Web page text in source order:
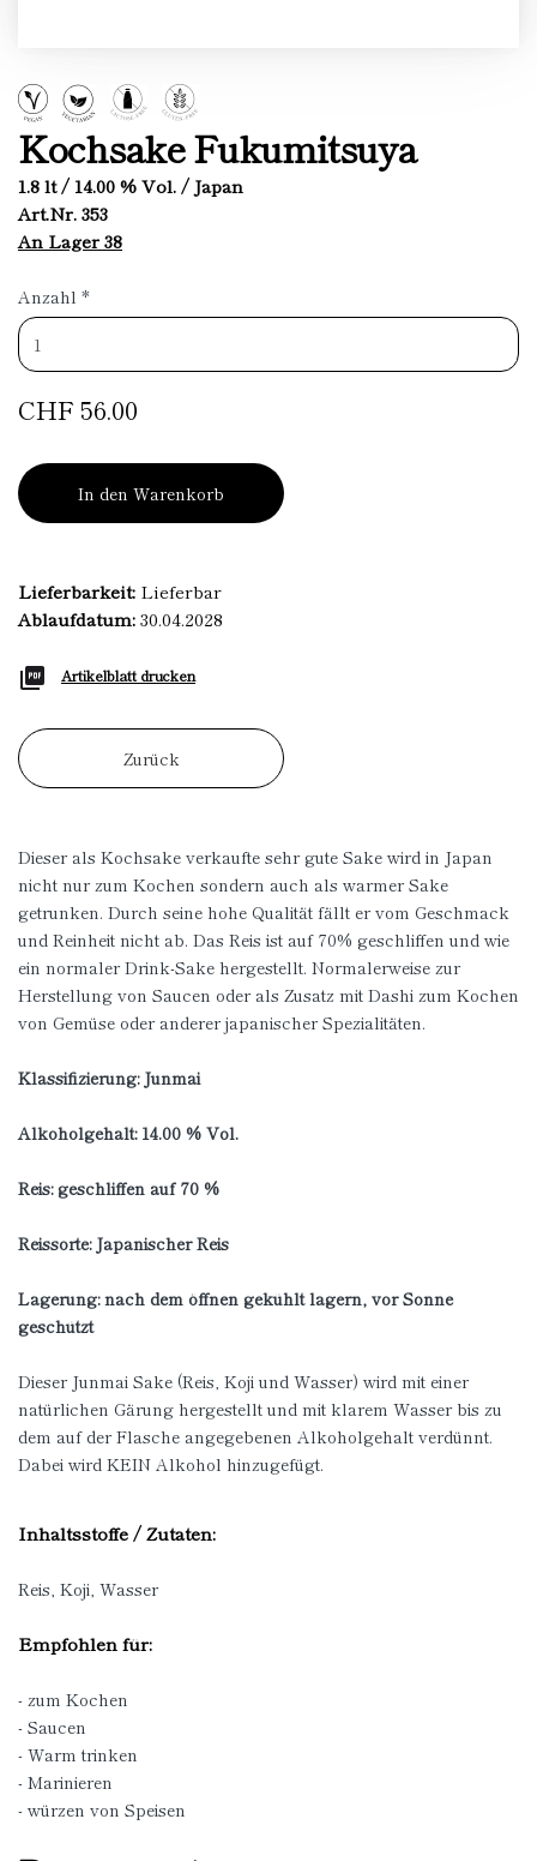
Kochsake Fukumitsuya
1.8 lt / 14.00 % Vol. / Japan
Art.Nr. 353
An Lager 38
Anzahl *
CHF 56.00
In den Warenkorb
Lieferbarkeit: Lieferbar
Ablaufdatum:30.04.2028
Artikelblatt drucken
Zurück
Dieser als Kochsake verkaufte sehr gute Sake wird in Japan
nicht nur zum Kochen sondern auch als warmer Sake
getrunken. Durch seine hohe Qualität fällt er vom Geschmack
und Reinheit nicht ab. Das Reis ist auf 70% geschliffen und wie
ein normaler Drink-Sake hergestellt. Normalerweise zur
Herstellung von Saucen oder als Zusatz mit Dashi zum Kochen
von Gemüse oder anderer japanischer Spezialitäten.
Klassifizierung: Junmai
Alkoholgehalt: 14.00 % Vol.
Reis: geschliffen auf 70 %
Reissorte: Japanischer Reis
Lagerung: nach dem öffnen gekühlt lagern, vor Sonne
geschützt
Dieser Junmai Sake (Reis, Koji und Wasser) wird mit einer
natürlichen Gärung hergestellt und mit klarem Wasser bis zu
dem auf der Flasche angegebenen Alkoholgehalt verdünnt.
Dabei wird KEIN Alkohol hinzugefügt.
Inhaltsstoffe / Zutaten:
Reis, Koji, Wasser
Empfohlen für:
- zum Kochen
- Saucen
- Warm trinken
- Marinieren
- würzen von Speisen